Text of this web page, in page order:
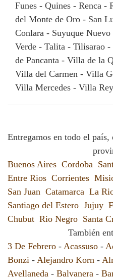
Funes - Quines - Renca -
del Monte de Oro - San
Conlara - Suyuque
Verde - Talita - Tilisarao
de Pancanta - Villa de la
Villa del Carmen - Villa
Villa Mercedes - Villa
Entregamos en todo el país,
Buenos Aires Cordoba
Entre Rios Corrientes
San Juan Catamarca La
Santiago del Estero Jujuy
Chubut Rio Negro Santa
También
3 De Febrero - Acassuso -
Bonzi - Alejandro Korn -
Avellaneda - Balvanera -